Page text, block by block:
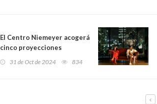
El Centro Niemeyer acogerá
cinco proyecciones
exclusivas del FICX, con dos
31 de Oct de 2024 834